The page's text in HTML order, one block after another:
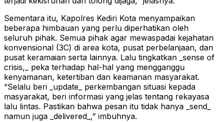
Sementara itu, Kapolres Kediri Kota menyampaikan
beberapa himbauan yang perlu diperhatikan oleh
seluruh pihak. Semua pihak agar mewaspadai kejahatan
konvensional (3C) di area kota, pusat perbelanjaan, dan
pusat keramaian serta lainnya. Lalu tingkatkan _sense of
crisis,_ peka terhadap hal-hal yang mengganggu
kenyamanan, ketertiban dan keamanan masyarakat.
“Selalu beri _update_ perkembangan situasi kepada
masyarakat, beri informasi yang jelas tentang rekayasa
lalu lintas. Pastikan bahwa pesan itu tidak hanya _send_
namun juga _delivered_,” imbuhnya.